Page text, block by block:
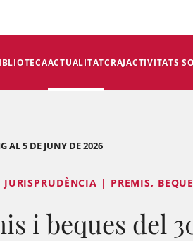
ACTUALITATCRAJACTIVITATS
AL 5 DE JUNY DE 2026
| PREMIS,
i beques del